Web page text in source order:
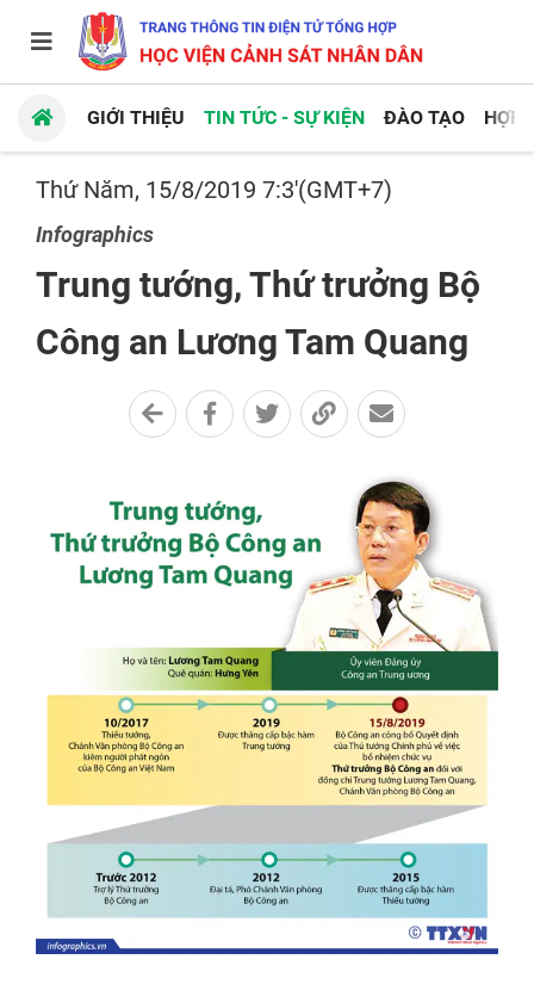
GIỚI THIỆU TIN TỨC - SỰ KIỆN ĐÀO TẠO HỢP
Thứ Năm, 15/8/2019 7:3'(GMT+7)
Infographics
Trung tướng, Thứ trưởng Bộ
Công an Lương Tam Quang